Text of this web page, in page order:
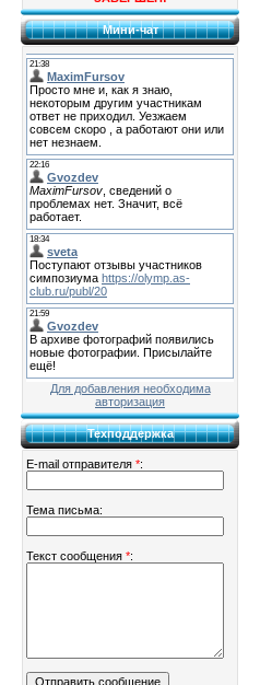
Мини-чат
Для добавления необходима
авторизация
Техподдержка
E-mail отправителя *:
Тема письма:
Текст сообщения *: